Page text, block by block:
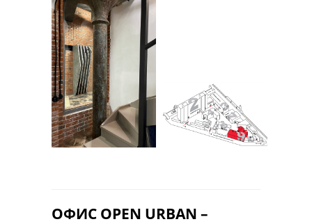
ОФИС OPEN URBAN –
проектно-консалтинговая компания
contacts@openurban.ru
+7 800 101 97 09